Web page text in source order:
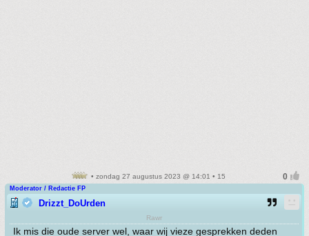
• zondag 27 augustus 2023 @ 14:01 • 15
Moderator / Redactie FP
Drizzt_DoUrden
Rawr
Ik mis die oude server wel, waar wij vieze gesprekken deden